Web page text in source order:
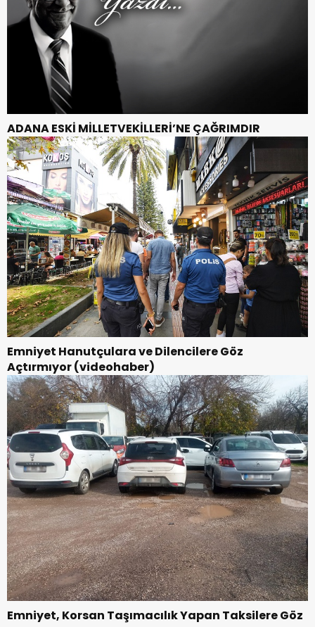
ADANA ESKİ MİLLETVEKİLLERİ’NE ÇAĞRIMDIR
Emniyet Hanutçulara ve Dilencilere Göz
Açtırmıyor (videohaber)
Emniyet, Korsan Taşımacılık Yapan Taksilere Göz